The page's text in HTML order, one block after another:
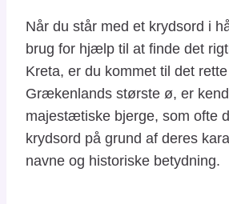
Når du står med et krydsord i
brug for hjælp til at finde det
Kreta, er du kommet til det
Grækenlands største ø, er
majestætiske bjerge, som ofte
krydsord på grund af deres
navne og historiske betydning.